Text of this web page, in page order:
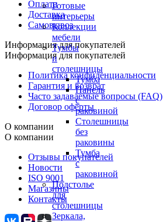
Готовые
интерьеры
Коллекции
мебели
Тумбы
и
столешницы
Тумба
Панель
с
раковиной
Столешницы
без
раковины
Тумба
с
раковиной
Подстолье
для
столешницы
Зеркала,
Оплата
Доставка
Самовывоз
Информация для покупателей
Информация для покупателей
Политика конфиденциальности
Гарантия и возврат
Часто задаваемые вопросы (FAQ)
Договор оферты
О компании
О компании
Отзывы покупателей
Новости
ISO 9001
Магазины
Контакты